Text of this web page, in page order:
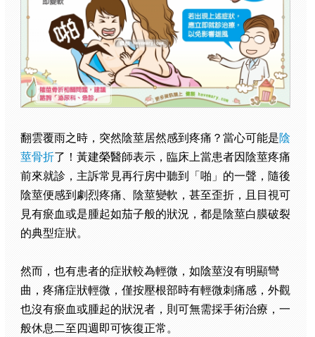
翻雲覆雨之時，突然陰莖居然感到疼痛？當心可能是陰
莖骨折了！黃建榮醫師表示，臨床上當患者因陰莖疼痛
前來就診，主訴常見再行房中聽到「啪」的一聲，隨後
陰莖便感到劇烈疼痛、陰莖變軟，甚至歪折，且目視可
見有瘀血或是腫起如茄子般的狀況，都是陰莖白膜破裂
的典型症狀。
然而，也有患者的症狀較為輕微，如陰莖沒有明顯彎
曲，疼痛症狀輕微，僅按壓根部時有輕微刺痛感，外觀
也沒有瘀血或腫起的狀況者，則可無需採手術治療，一
般休息二至四週即可恢復正常。